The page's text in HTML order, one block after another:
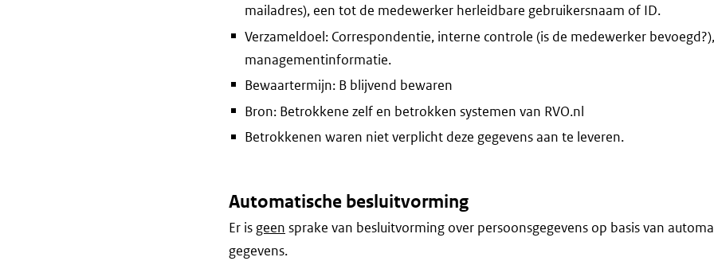
mailadres), een tot de medewerker herleidbare gebruikersnaam of ID.
Verzameldoel: Correspondentie, interne controle (is de medewerker
managementinformatie.
Bewaartermijn: B blijvend bewaren
Bron: Betrokkene zelf en betrokken systemen van RVO.nl
Betrokkenen waren niet verplicht deze gegevens aan te leveren.
Automatische besluitvorming
Er is geen sprake van besluitvorming over persoonsgegevens op basis van
gegevens.